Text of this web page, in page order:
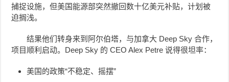
捕捉设施，但美国能源部突然撤回数十亿美元补贴，计划被
迫搁浅。
结果他们转身来到阿尔伯塔，与加拿大 Deep Sky 合作，
项目顺利启动。Deep Sky 的 CEO Alex Petre 说得很坦率：
美国的政策“不稳定、摇摆”